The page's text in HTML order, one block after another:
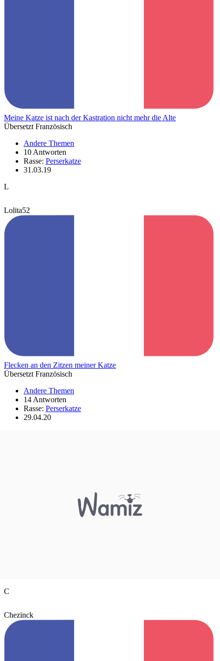
Meine Katze ist nach der Kastration nicht mehr die Alte
Übersetzt Französisch
Andere Themen
10 Antworten
Rasse: Perserkatze
31.03.19
L
Lolita52
Flecken an den Zitzen meiner Katze
Übersetzt Französisch
Andere Themen
14 Antworten
Rasse: Perserkatze
29.04.20
C
Chezinck